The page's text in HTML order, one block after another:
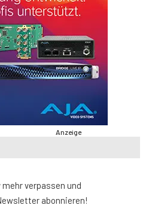
Anzeige
verpassen und
abonnieren!